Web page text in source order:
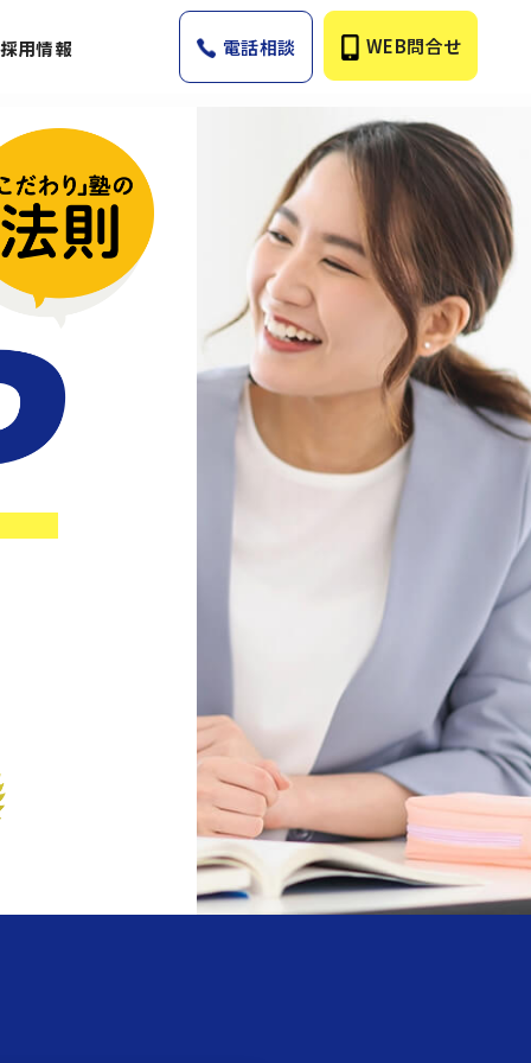
採用情報 電話相談 WEB問合せ